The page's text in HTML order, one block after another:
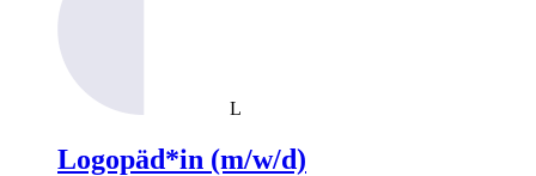
L
Logopäd*in (m/w/d)